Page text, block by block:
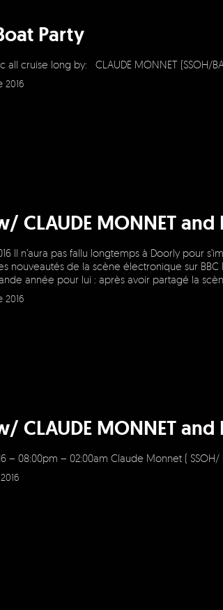
Party
all cruise long by: CLAUDE MONNET (SSOH/
2016
CLAUDE MONNET and
Il n’aura pas fallu longtemps à Doorly pour
nouveautés de la scène électronique sur BBC
année pour lui : après avoir partagé la
2016
CLAUDE MONNET and
– 08:00pm – 02:00am Claude Monnet (